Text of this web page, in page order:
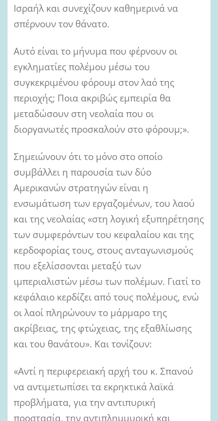
Ισραήλ και συνεχίζουν καθημερινά να
σπέρνουν τον θάνατο.
Αυτό είναι το μήνυμα που φέρνουν οι
εγκληματίες πολέμου μέσω του
συγκεκριμένου φόρουμ στον λαό της
περιοχής; Ποια ακριβώς εμπειρία θα
μεταδώσουν στη νεολαία που οι
διοργανωτές προσκαλούν στο φόρουμ;».
Σημειώνουν ότι το μόνο στο οποίο
συμβάλλει η παρουσία των δύο
Αμερικανών στρατηγών είναι η
ενσωμάτωση των εργαζομένων, του λαού
και της νεολαίας «στη λογική εξυπηρέτησης
των συμφερόντων του κεφαλαίου και της
κερδοφορίας τους, στους ανταγωνισμούς
που εξελίσσονται μεταξύ των
ιμπεριαλιστών μέσω των πολέμων. Γιατί το
κεφάλαιο κερδίζει από τους πολέμους, ενώ
οι λαοί πληρώνουν το μάρμαρο της
ακρίβειας, της φτώχειας, της εξαθλίωσης
και του θανάτου». Και τονίζουν:
«Αντί η περιφερειακή αρχή του κ. Σπανού
να αντιμετωπίσει τα εκρηκτικά λαϊκά
προβλήματα, για την αντιπυρική
προστασία, την αντιπλημμυρική και